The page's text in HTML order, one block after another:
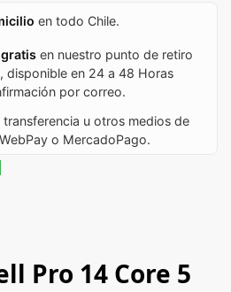
en todo Chile.
en nuestro punto de retiro
disponible en 24 a 48 Horas
por correo.
transferencia u otros medios de
o MercadoPago.
Pro 14 Core 5